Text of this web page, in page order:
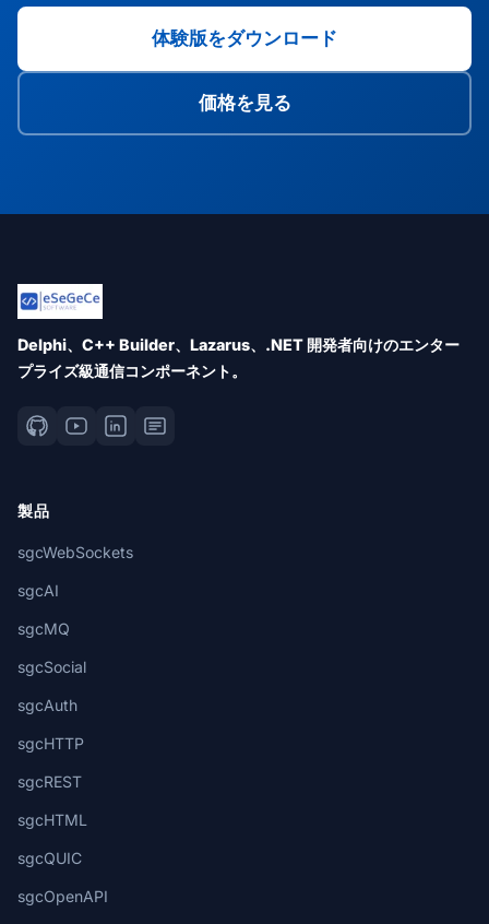
体験版をダウンロード
価格を見る
Delphi、C++ Builder、Lazarus、.NET 開発者向けのエンター
プライズ級通信コンポーネント。
製品
sgcWebSockets
sgcAI
sgcMQ
sgcSocial
sgcAuth
sgcHTTP
sgcREST
sgcHTML
sgcQUIC
sgcOpenAPI